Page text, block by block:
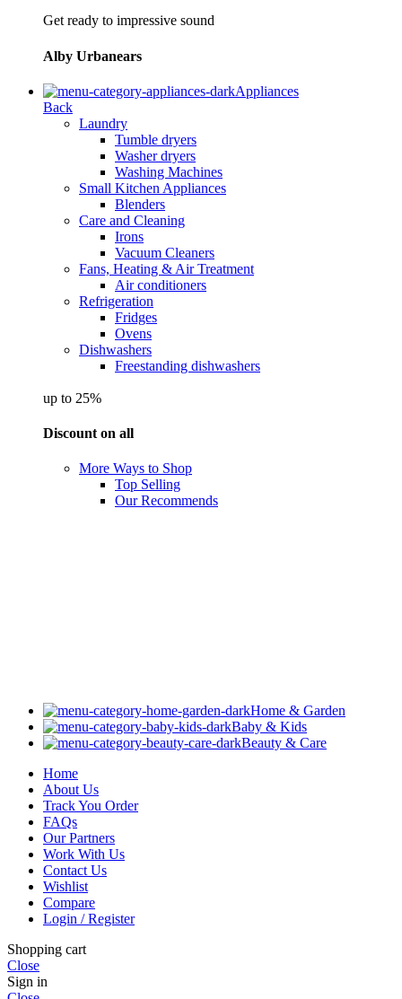
Get ready to impressive sound
Alby Urbanears
Appliances
Back
Laundry
Tumble dryers
Washer dryers
Washing Machines
Small Kitchen Appliances
Blenders
Care and Cleaning
Irons
Vacuum Cleaners
Fans, Heating & Air Treatment
Air conditioners
Refrigeration
Fridges
Ovens
Dishwashers
Freestanding dishwashers
up to 25%
Discount on all
More Ways to Shop
Top Selling
Our Recommends
Home & Garden
Baby & Kids
Beauty & Care
Home
About Us
Track You Order
FAQs
Our Partners
Work With Us
Contact Us
Wishlist
Compare
Login / Register
Shopping cart
Close
Sign in